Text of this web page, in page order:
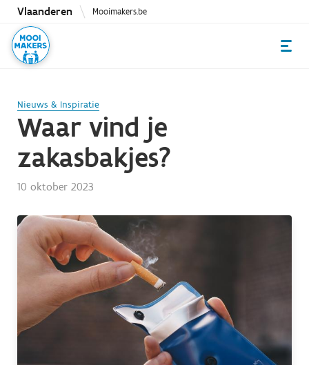
Overslaan
naar
inhoud
Vlaanderen Mooimakers.be
Nieuws & Inspiratie
Waar vind je
zakasbakjes?
10 oktober 2023